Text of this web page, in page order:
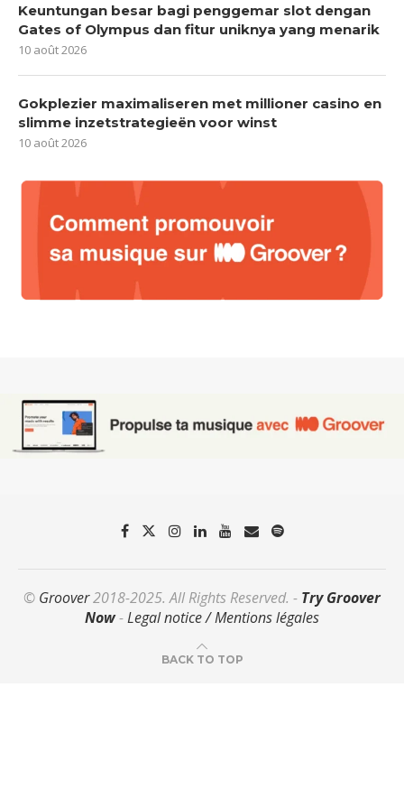
Keuntungan besar bagi penggemar slot dengan
Gates of Olympus dan fitur uniknya yang menarik
10 août 2026
Gokplezier maximaliseren met millioner casino en
slimme inzetstrategieën voor winst
10 août 2026
© Groover2018-2025. All Rights Reserved. - Try Groover
Now-Legal notice / Mentions légales
BACK TO TOP